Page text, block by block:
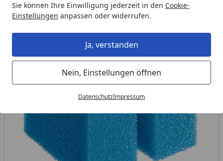
Sie können Ihre Einwilligung jederzeit in den Cookie-
Einstellungen anpassen oder widerrufen.
Ja, verstanden
Nein, Einstellungen öffnen
DatenschutzImpressum